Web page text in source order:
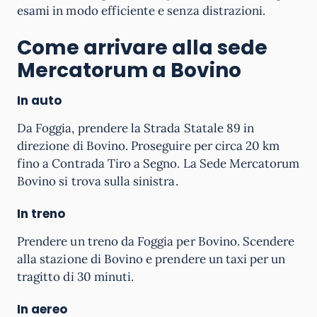
esami in modo efficiente e senza distrazioni.
Come arrivare alla sede
Mercatorum a Bovino
In auto
Da Foggia, prendere la Strada Statale 89 in
direzione di Bovino. Proseguire per circa 20 km
fino a Contrada Tiro a Segno. La Sede Mercatorum
Bovino si trova sulla sinistra.
In treno
Prendere un treno da Foggia per Bovino. Scendere
alla stazione di Bovino e prendere un taxi per un
tragitto di 30 minuti.
In aereo